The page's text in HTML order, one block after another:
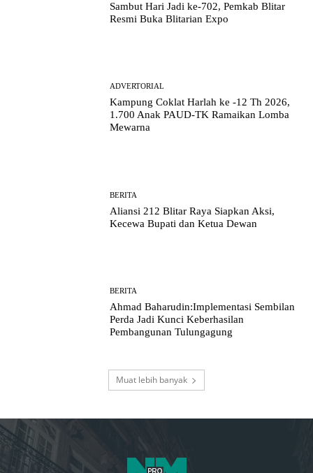
Sambut Hari Jadi ke-702, Pemkab Blitar
Resmi Buka Blitarian Expo
ADVERTORIAL
Kampung Coklat Harlah ke -12 Th 2026,
1.700 Anak PAUD-TK Ramaikan Lomba
Mewarna
BERITA
Aliansi 212 Blitar Raya Siapkan Aksi,
Kecewa Bupati dan Ketua Dewan
BERITA
Ahmad Baharudin:Implementasi Sembilan
Perda Jadi Kunci Keberhasilan
Pembangunan Tulungagung
Muat lebih banyak